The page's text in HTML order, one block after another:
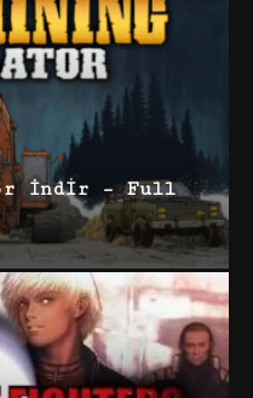
İndir – Full